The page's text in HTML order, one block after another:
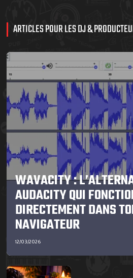
ARTICLES POUR LES DJ &
WAVACITY :
AUDACITY QUI
DIRECTEMENT DANS
NAVIGATEUR
12/03/2026